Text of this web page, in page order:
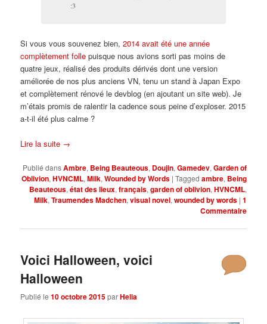
:3
Si vous vous souvenez bien,2014 avait été une année
complètement folle puisque nous avions sorti pas moins de
quatre jeux, réalisé des produits dérivés dont une version
améliorée de nos plus anciens VN, tenu un stand à Japan Expo
et complètement rénové le devblog (en ajoutant un site web). Je
m’étais promis de ralentir la cadence sous peine d’exploser. 2015
a-t-il été plus calme ?
Lire la suite →
Publié dansAmbre, Being Beauteous, Doujin, Gamedev, Garden of
Oblivion, HVNCML, Milk, Wounded by Words | Tagged ambre, Being
Beauteous, état des lieux, français, garden of oblivion, HVNCML,
Milk, Traumendes Madchen, visual novel, wounded by words | 1
Commentaire
Voici Halloween, voici
Halloween
Publié le10 octobre 2015parHelia